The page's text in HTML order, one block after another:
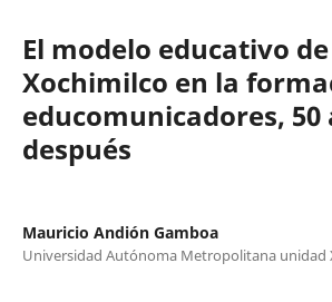
El modelo educativo
Xochimilco en la
educomunicadores, 50
después
Mauricio Andión Gamboa
Universidad Autónoma Metropolitana unidad